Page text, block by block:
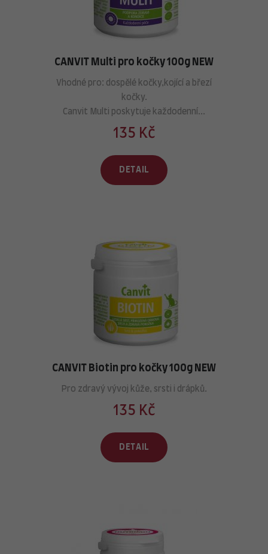
CANVIT Multi pro kočky 100g NEW
Vhodné pro: dospělé kočky,kojící a březí
kočky.
Canvit Multi poskytuje každodenní...
135 Kč
DETAIL
CANVIT Biotin pro kočky 100g NEW
Pro zdravý vývoj kůže, srsti i drápků.
135 Kč
DETAIL